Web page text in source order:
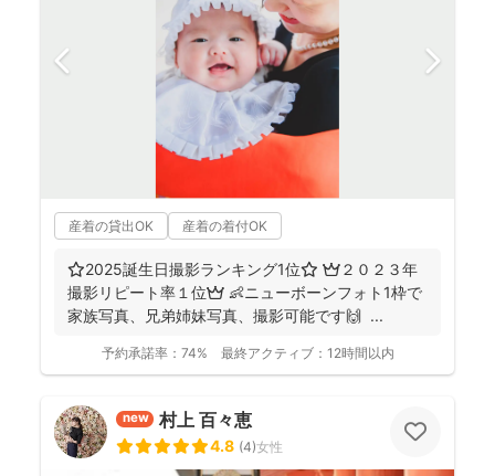
産着の貸出OK 産着の着付OK
⭐️2025誕生日撮影ランキング1位⭐️ 👑２０２３年
撮影リピート率１位👑 👶ニューボーンフォト1枠で
家族写真、兄弟姉妹写真、撮影可能です🙌 ...
予約承諾率： 74% 最終アクティブ： 12時間以内
new 村上 百々恵
4.8 (4)女性